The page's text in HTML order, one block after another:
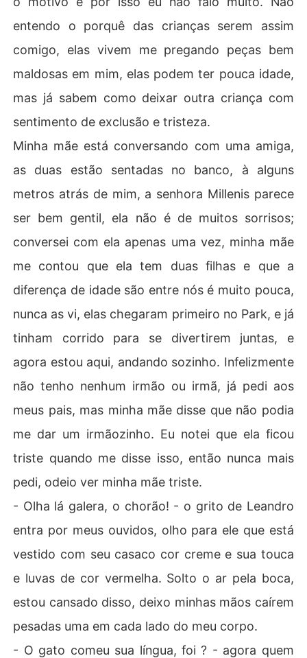
entendo o porquê das crianças serem assim
comigo, elas vivem me pregando peças bem
maldosas em mim, elas podem ter pouca idade,
mas já sabem como deixar outra criança com
sentimento de exclusão e tristeza.
Minha mãe está conversando com uma amiga,
as duas estão sentadas no banco, à alguns
metros atrás de mim, a senhora Millenis parece
ser bem gentil, ela não é de muitos sorrisos;
conversei com ela apenas uma vez, minha mãe
me contou que ela tem duas filhas e que a
diferença de idade são entre nós é muito pouca,
nunca as vi, elas chegaram primeiro no Park, e já
tinham corrido para se divertirem juntas, e
agora estou aqui, andando sozinho. Infelizmente
não tenho nenhum irmão ou irmã, já pedi aos
meus pais, mas minha mãe disse que não podia
me dar um irmãozinho. Eu notei que ela ficou
triste quando me disse isso, então nunca mais
pedi, odeio ver minha mãe triste.
- Olha lá galera, o chorão! - o grito de Leandro
entra por meus ouvidos, olho para ele que está
vestido com seu casaco cor creme e sua touca
e luvas de cor vermelha. Solto o ar pela boca,
estou cansado disso, deixo minhas mãos caírem
pesadas uma em cada lado do meu corpo.
- O gato comeu sua língua, foi ? - agora quem